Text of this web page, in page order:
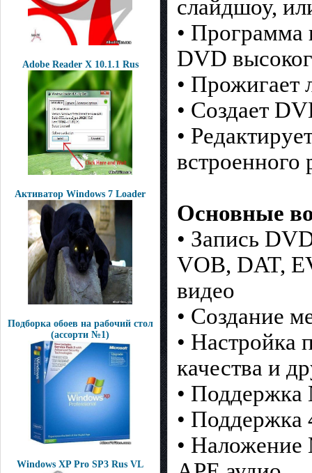
Adobe Reader X 10.1.1 Rus
Активатор Windows 7 Loader
Подборка обоев на рабочий стол
(ассорти №1)
Windows XP Pro SP3 Rus VL
слайдшоу,
• Программа
DVD
• Прожигает
• Создает
•
встроенного
Основные
• Запись
VOB, DAT,
видео
• Создание
• Настройка
качества и
• Поддержка
• Поддержка
•